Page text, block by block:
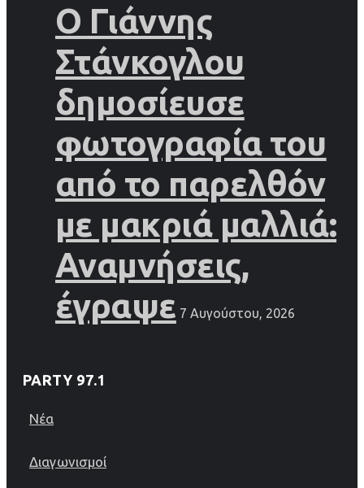
Ο Γιάννης
Στάνκογλου
δημοσίευσε
φωτογραφία του
από το παρελθόν
με μακριά μαλλιά:
Αναμνήσεις,
έγραψε 7 Αυγούστου, 2026
PARTY 97.1
Νέα
Διαγωνισμοί